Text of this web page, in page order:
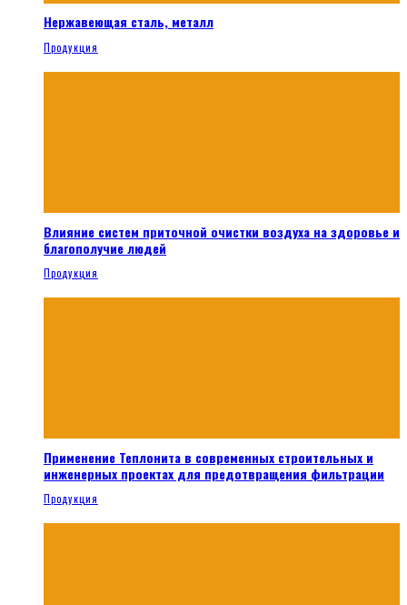
Нержавеющая сталь, металл
Продукция
Влияние систем приточной очистки воздуха на здоровье и
благополучие людей
Продукция
Применение Теплонита в современных строительных и
инженерных проектах для предотвращения фильтрации
Продукция